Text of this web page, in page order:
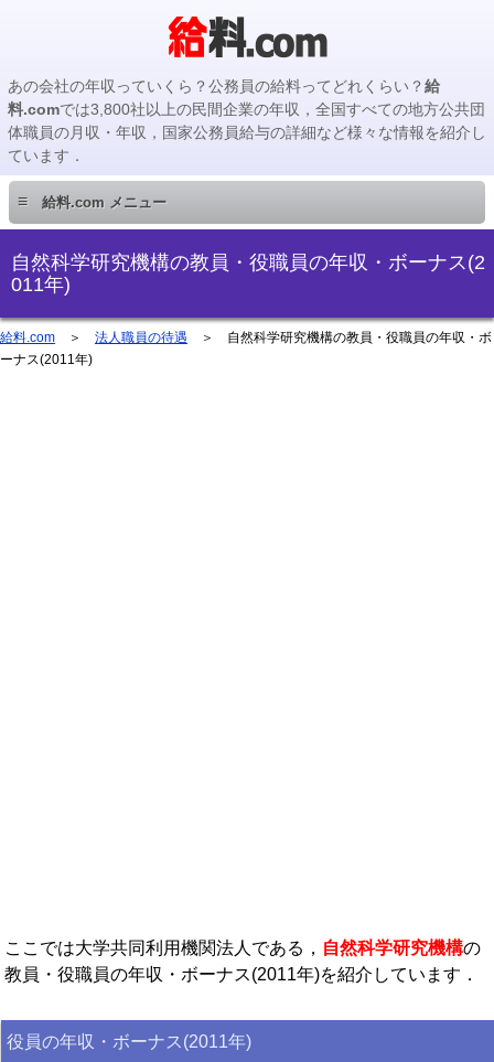
あの会社の年収っていくら？公務員の給料ってどれくらい？給
料.comでは3,800社以上の民間企業の年収，全国すべての地方公共団
体職員の月収・年収，国家公務員給与の詳細など様々な情報を紹介し
ています．
≡ 給料.com メニュー
民間企業編
地方公務員編
自然科学研究機構の教員・役職員の年収・ボーナス(2
011年)
給料.com ＞ 法人職員の待遇 ＞ 自然科学研究機構の教員・役職員の年収・ボ
ーナス(2011年)
ここでは大学共同利用機関法人である， 自然科学研究機構の
教員・役職員の年収・ボーナス(2011年)を紹介しています．
役員の年収・ボーナス(2011年)